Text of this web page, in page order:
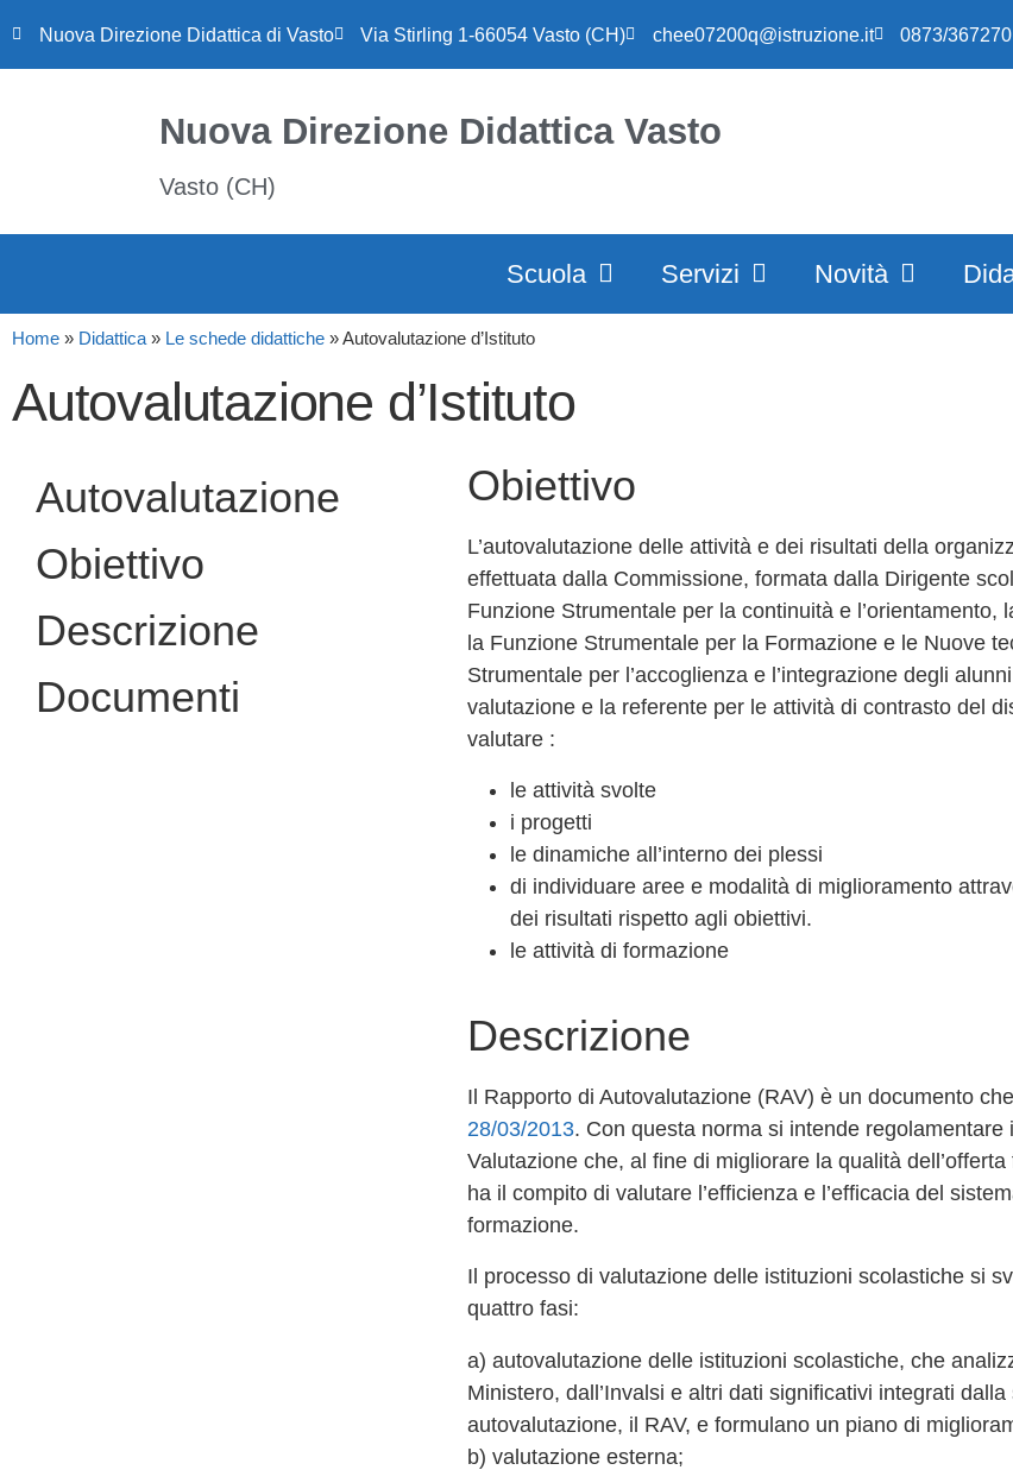
Nuova Direzione Didattica di Vasto Via Stirling 1-66054 Vasto (CH) chee07200q@istruzione.it 0873/367270
Nuova Direzione Didattica Vasto
Vasto (CH)
Scuola Servizi Novità
Home » Didattica » Le schede didattiche »Autovalutazione d’Istituto
Autovalutazione d’Istituto
Autovalutazione
Obiettivo
Descrizione
Documenti
Obiettivo
L’autovalutazione delle attività e dei risultati della
effettuata dalla Commissione, formata dalla Dirigente
Funzione Strumentale per la continuità e l’orientamento,
la Funzione Strumentale per la Formazione e le Nuove
Strumentale per l’accoglienza e l’integrazione degli
valutazione e la referente per le attività di contrasto del
valutare :
le attività svolte
i progetti
le dinamiche all’interno dei plessi
di individuare aree e modalità di miglioramento
dei risultati rispetto agli obiettivi.
le attività di formazione
Descrizione
Il Rapporto di Autovalutazione (RAV) è un documento
28/03/2013. Con questa norma si intende regolamentare
Valutazione che, al fine di migliorare la qualità
ha il compito di valutare l’efficienza e l’efficacia del
formazione.
Il processo di valutazione delle istituzioni scolastiche si
quattro fasi:
a) autovalutazione delle istituzioni scolastiche, che
Ministero, dall’Invalsi e altri dati significativi integrati
autovalutazione, il RAV, e formulano un piano di
b) valutazione esterna;